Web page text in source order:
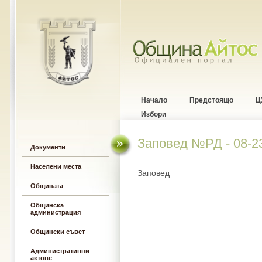
Документи
Населени места
Общината
Общинска
администрация
Общински съвет
Административни
актове
Начало Предстоящо
Избори
Заповед №РД - 08-
Заповед